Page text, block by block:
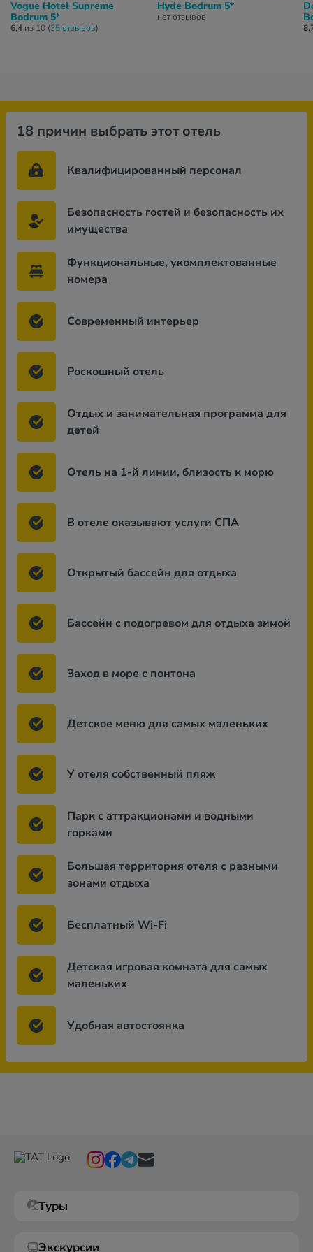
Vogue Hotel Supreme
Bodrum 5*
6,4 из 10 (35 отзывов)
Hyde Bodrum 5*
нет отзывов
18 причин выбрать этот отель
Квалифицированный персонал
Безопасность гостей и безопасность их
имущества
Функциональные, укомплектованные
номера
Современный интерьер
Роскошный отель
Отдых и занимательная программа для
детей
Отель на 1-й линии, близость к морю
В отеле оказывают услуги СПА
Открытый бассейн для отдыха
Бассейн с подогревом для отдыха зимой
Заход в море с понтона
Детское меню для самых маленьких
У отеля собственный пляж
Парк с аттракционами и водными
горками
Большая территория отеля с разными
зонами отдыха
Бесплатный Wi-Fi
Детская игровая комната для самых
маленьких
Удобная автостоянка
Туры
Экскурсии